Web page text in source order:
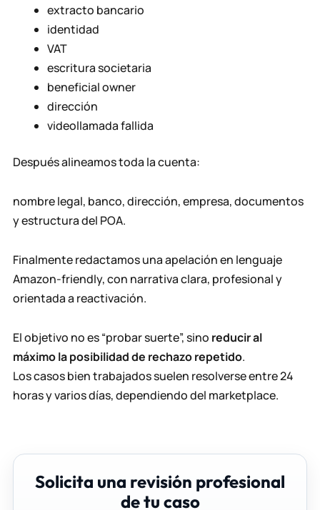
extracto bancario
identidad
VAT
escritura societaria
beneficial owner
dirección
videollamada fallida
Después alineamos toda la cuenta:
nombre legal, banco, dirección, empresa, documentos
y estructura del POA.
Finalmente redactamos una apelación en lenguaje
Amazon-friendly, con narrativa clara, profesional y
orientada a reactivación.
El objetivo no es “probar suerte”, sino reducir al
máximo la posibilidad de rechazo repetido.
Los casos bien trabajados suelen resolverse entre 24
horas y varios días, dependiendo del marketplace.
Solicita una revisión profesional
de tu caso